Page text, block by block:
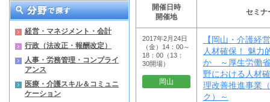
経営・マネジメント・会計
行政（法改正・報酬改定）
人事・労務管理・コンプライ
アンス
医療・介護スキル＆コミュニ
ケーション
開催日時
開催地
セミナ
2017年2月24日
（金）14：00～
18：00（13：
30開場）
岡山
【岡山・介護経
人材確保！ 魅力
か ～厚生労働
野における人材
理改善推進事業
ク）～